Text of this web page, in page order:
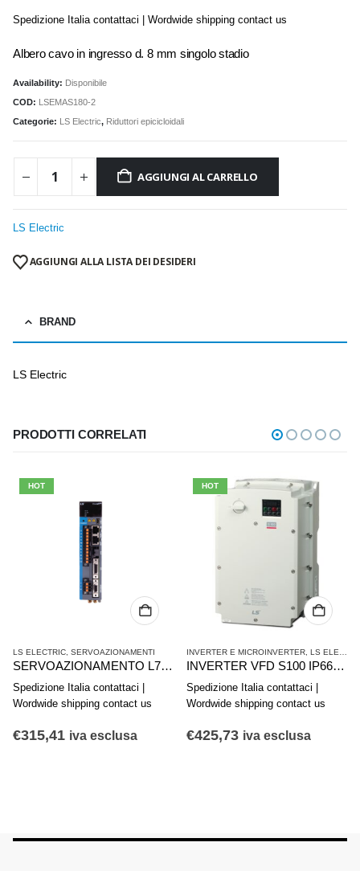
Spedizione Italia contattaci | Wordwide shipping contact us
Albero cavo in ingresso d. 8 mm singolo stadio
Availability: Disponibile
COD: LSEMAS180-2
Categorie: LS Electric, Riduttori epicicloidali
AGGIUNGI AL CARRELLO
LS Electric
AGGIUNGI ALLA LISTA DEI DESIDERI
BRAND
LS Electric
PRODOTTI CORRELATI
HOT
LS ELECTRIC SERVOAZIONAMENTI
SERVOAZIONAMENTO L7CA010U COMPACT I/O 4715016600
Spedizione Italia contattaci |
Wordwide shipping contact us
€315,41 iva esclusa
HOT
INVERTER E MICROINVERTER LS ELECTRIC
INVERTER VFD S100 IP66 LSLV0022S100-4EXFNS
Spedizione Italia contattaci |
Wordwide shipping contact us
€425,73 iva esclusa